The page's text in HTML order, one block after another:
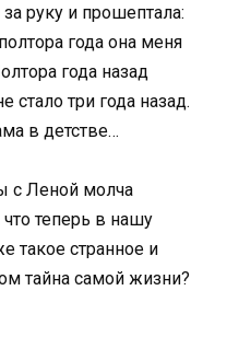
руку и прошептала:
года она меня
года назад
стало три года назад.
в детстве…
с Леной молча
что теперь в нашу
такое странное и
тайна самой жизни?